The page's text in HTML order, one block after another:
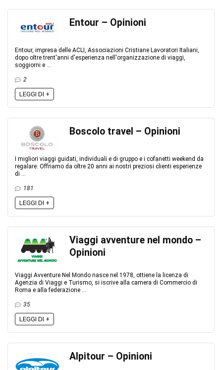
Entour – Opinioni
Entour, impresa delle ACLI, Associazioni Cristiane Lavoratori Italiani,
dopo oltre trent'anni d'esperienza nell'organizzazione di viaggi,
soggiorni e ...
2
LEGGI DI +
Boscolo travel – Opinioni
I migliori viaggi guidati, individuali e di gruppo e i cofanetti weekend da
regalare. Offriamo da oltre 20 anni ai nostri preziosi clienti esperienze
di ...
181
LEGGI DI +
Viaggi avventure nel mondo –
Opinioni
Viaggi Avventure Nel Mondo nasce nel 1978, ottiene la licenza di
Agenzia di Viaggi e Turismo, si iscrive alla camera di Commercio di
Roma e alla federazione ...
35
LEGGI DI +
Alpitour – Opinioni